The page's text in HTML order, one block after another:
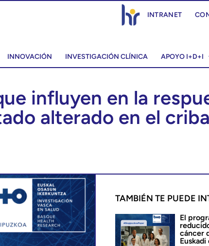
INTRANET
INNOVACIÓN INVESTIGACIÓN CLÍNICA APOYO I+D+I
influyen en la
alterado en el
TAMBIÉN TE PUEDE
El
cáncer